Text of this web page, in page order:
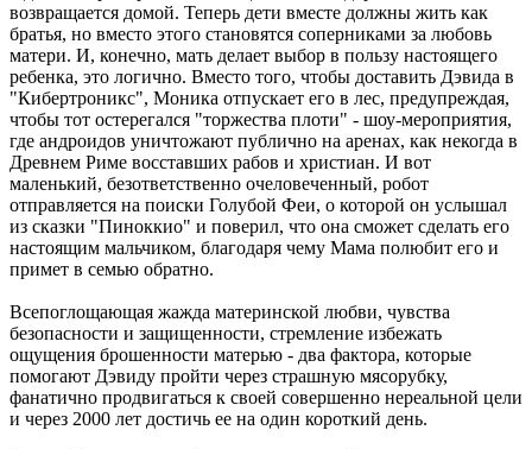
возвращается домой. Теперь дети вместе должны жить как
братья, но вместо этого становятся соперниками за любовь
матери. И, конечно, мать делает выбор в пользу настоящего
ребенка, это логично. Вместо того, чтобы доставить Дэвида в
"Кибертроникс", Моника отпускает его в лес, предупреждая,
чтобы тот остерегался "торжества плоти" - шоу-мероприятия,
где андроидов уничтожают публично на аренах, как некогда в
Древнем Риме восставших рабов и христиан. И вот
маленький, безответственно очеловеченный, робот
отправляется на поиски Голубой Феи, о которой он услышал
из сказки "Пиноккио" и поверил, что она сможет сделать его
настоящим мальчиком, благодаря чему Мама полюбит его и
примет в семью обратно.
Всепоглощающая жажда материнской любви, чувства
безопасности и защищенности, стремление избежать
ощущения брошенности матерью - два фактора, которые
помогают Дэвиду пройти через страшную мясорубку,
фанатично продвигаться к своей совершенно нереальной цели
и через 2000 лет достичь ее на один короткий день.